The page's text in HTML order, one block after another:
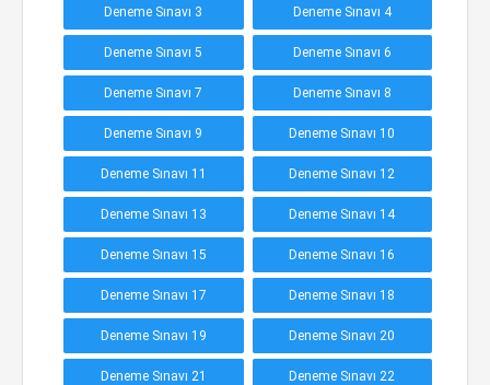
Deneme Sınavı 3 Deneme Sınavı 4
Deneme Sınavı 5 Deneme Sınavı 6
Deneme Sınavı 7 Deneme Sınavı 8
Deneme Sınavı 9 Deneme Sınavı 10
Deneme Sınavı 11 Deneme Sınavı 12
Deneme Sınavı 13 Deneme Sınavı 14
Deneme Sınavı 15 Deneme Sınavı 16
Deneme Sınavı 17 Deneme Sınavı 18
Deneme Sınavı 19 Deneme Sınavı 20
Deneme Sınavı 21 Deneme Sınavı 22